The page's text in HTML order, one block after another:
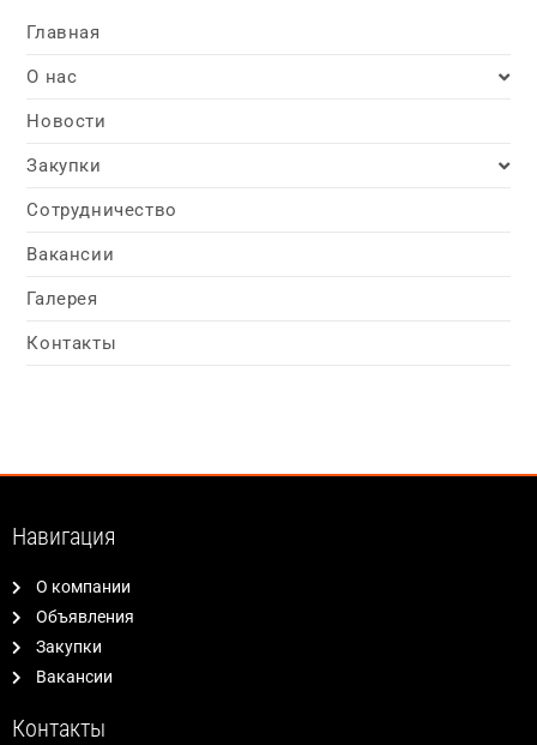
Главная
О нас
Новости
Закупки
Сотрудничество
Вакансии
Галерея
Контакты
Навигация
О компании
Объявления
Закупки
Вакансии
Контакты